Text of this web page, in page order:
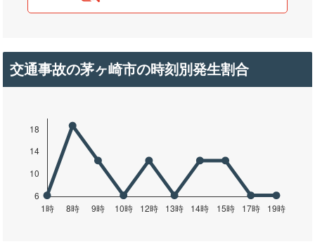
交通事故の茅ヶ崎市の時刻別発生割合